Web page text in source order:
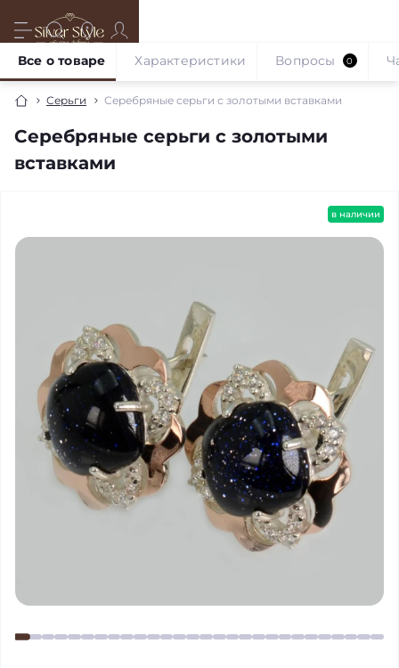
Серьги Серебряные серьги с золотыми вставками
Серебряные серьги с золотыми
вставками
Все о товаре Характеристики Вопросы 0
в наличии